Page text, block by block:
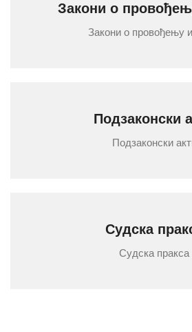
Закони о
Закони о провођењу
Подзаконски
Подзаконски
Судска
Судска пракса